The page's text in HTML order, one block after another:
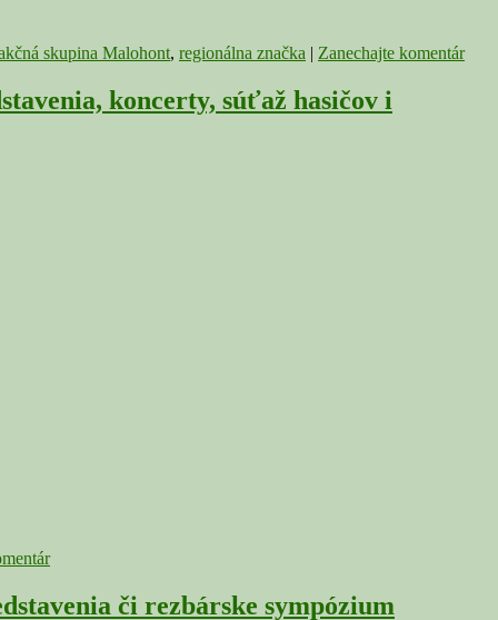
skupina Malohont, regionálna značka | Zanechajte komentár
koncerty, súťaž hasičov i
či rezbárske sympózium